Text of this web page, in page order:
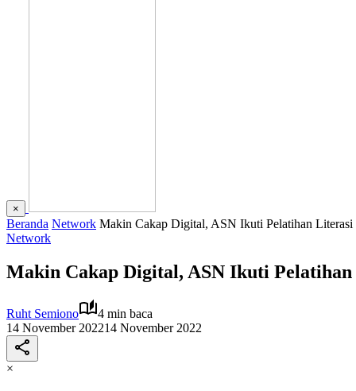
×
Beranda Network Makin Cakap Digital, ASN Ikuti Pelatihan
Network
Makin Cakap Digital, ASN Ikuti
Ruht Semiono
4 min baca
14 November 202214 November 2022
×